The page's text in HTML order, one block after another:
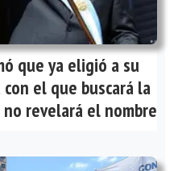
que ya eligió a su
el que buscará la
revelará el nombre